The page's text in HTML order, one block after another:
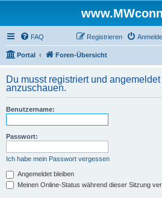
FAQ Registrieren
Portal Foren-Übersicht
Du musst registriert und
anzuschauen.
Benutzername:
Passwort:
Ich habe mein Passwort vergessen
Angemeldet bleiben
Meinen Online-Status während dieser Sitzung